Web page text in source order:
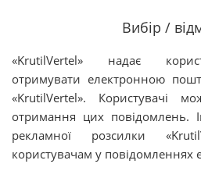
Вибір /
«KrutilVertel» надає
отримувати електронною
«KrutilVertel». Користувачі
отримання цих повідомлень.
рекламної розсилки
користувачам у повідомленнях